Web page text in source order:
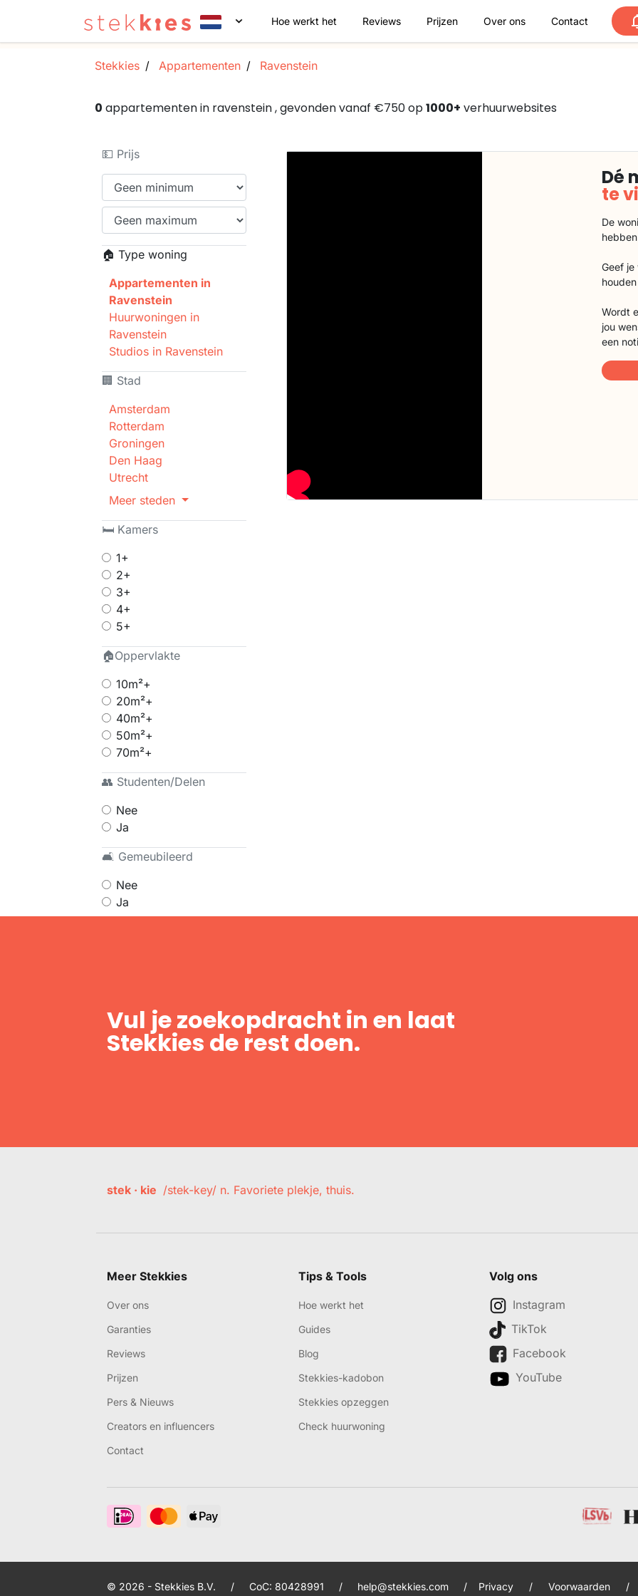
Hoe werkt het Reviews Prijzen Over ons Contact
Stekkies Appartementen Ravenstein
0 appartementen in ravenstein , gevonden vanaf €750 op1000+ verhuurwebsites
💵 Prijs
🏠 Type woning
Appartementen in
Ravenstein
Huurwoningen in
Ravenstein
Studios in Ravenstein
🏢 Stad
Amsterdam
Rotterdam
Groningen
Den Haag
Utrecht
Meer steden
🛏 Kamers
1+
2+
3+
4+
5+
🏠Oppervlakte
10m²+
20m²+
40m²+
50m²+
70m²+
👥 Studenten/Delen
Nee
Ja
🛋 Gemeubileerd
Nee
Ja
Dé
te
De
Geef
Wordt
jou
een
Vul je zoekopdracht in en laat
Stekkies de rest doen.
stek · kie /stek-key/ n. Favoriete plekje, thuis.
Meer Stekkies
Over ons
Garanties
Reviews
Prijzen
Pers & Nieuws
Creators en influencers
Contact
Tips & Tools
Hoe werkt het
Guides
Blog
Stekkies-kadobon
Stekkies opzeggen
Check huurwoning
Volg ons
Instagram
TikTok
Facebook
YouTube
© 2026 - Stekkies B.V. / CoC: 80428991 / help@stekkies.com / Privacy / Voorwaarden /